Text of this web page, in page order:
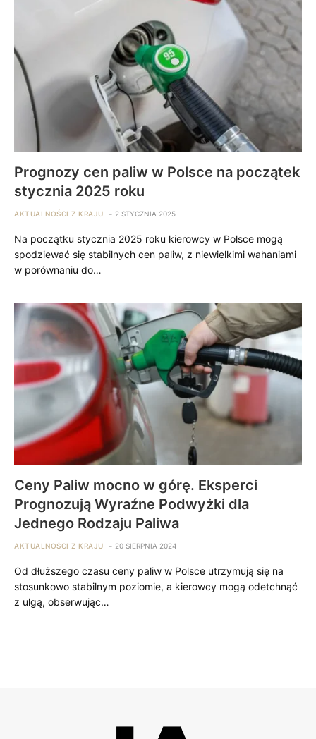
Prognozy cen paliw w Polsce na początek
stycznia 2025 roku
AKTUALNOŚCI Z KRAJU 2 STYCZNIA 2025
Na początku stycznia 2025 roku kierowcy w Polsce mogą
spodziewać się stabilnych cen paliw, z niewielkimi wahaniami
w porównaniu do…
Ceny Paliw mocno w górę. Eksperci
Prognozują Wyraźne Podwyżki dla
Jednego Rodzaju Paliwa
AKTUALNOŚCI Z KRAJU 20 SIERPNIA 2024
Od dłuższego czasu ceny paliw w Polsce utrzymują się na
stosunkowo stabilnym poziomie, a kierowcy mogą odetchnąć
z ulgą, obserwując…